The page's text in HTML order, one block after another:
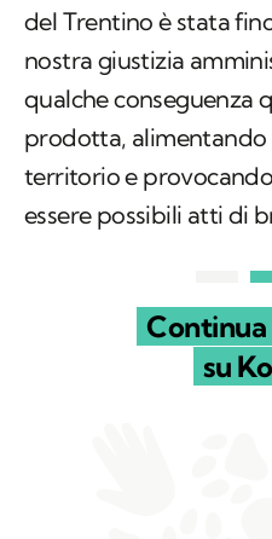
del Trentino è stata
nostra giustizia
qualche conseguenza
prodotta, alimentando
territorio e
essere possibili atti di
su